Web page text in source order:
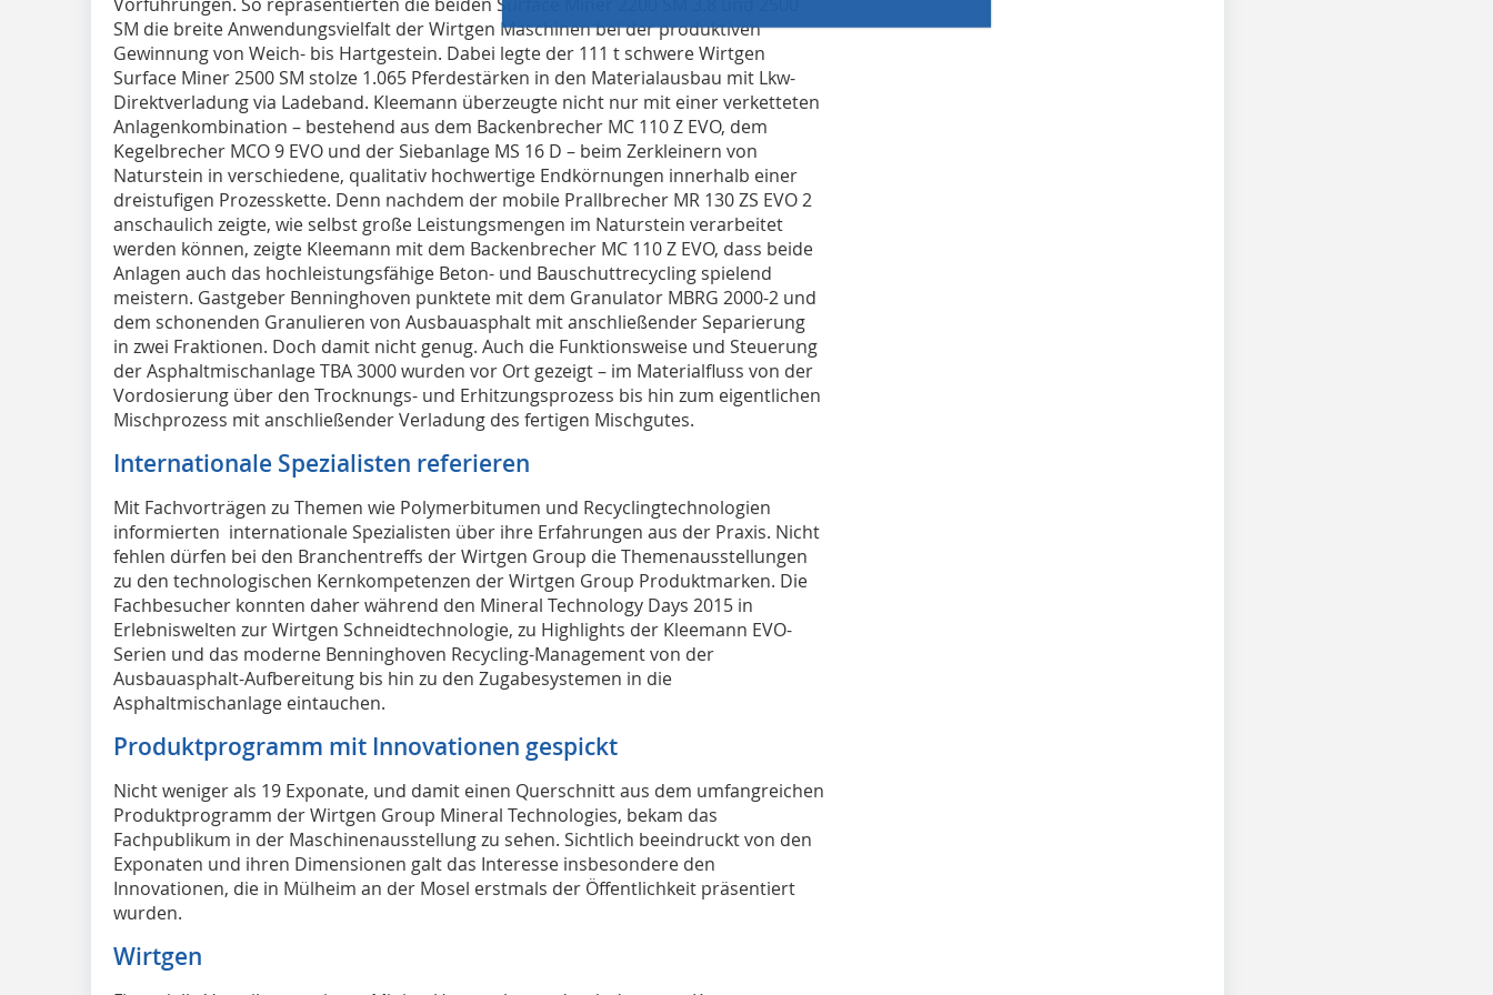
SM die breite Anwendungsvielfalt der Wirtgen Maschinen bei der produktiven
Gewinnung von Weich- bis Hartgestein. Dabei legte der 111 t schwere Wirtgen
Surface Miner 2500 SM stolze 1.065 Pferdestärken in den Materialausbau mit Lkw-
Direktverladung via Ladeband. Kleemann überzeugte nicht nur mit einer verketteten
Anlagenkombination – bestehend aus dem Backenbrecher MC 110 Z EVO, dem
Kegelbrecher MCO 9 EVO und der Siebanlage MS 16 D – beim Zerkleinern von
Naturstein in verschiedene, qualitativ hochwertige Endkörnungen innerhalb einer
dreistufigen Prozesskette. Denn nachdem der mobile Prallbrecher MR 130 ZS EVO 2
anschaulich zeigte, wie selbst große Leistungsmengen im Naturstein verarbeitet
werden können, zeigte Kleemann mit dem Backenbrecher MC 110 Z EVO, dass beide
Anlagen auch das hochleistungsfähige Beton- und Bauschuttrecycling spielend
meistern. Gastgeber Benninghoven punktete mit dem Granulator MBRG 2000-2 und
dem schonenden Granulieren von Ausbauasphalt mit anschließender Separierung
in zwei Fraktionen. Doch damit nicht genug. Auch die Funktionsweise und Steuerung
der Asphaltmischanlage TBA 3000 wurden vor Ort gezeigt – im Materialfluss von der
Vordosierung über den Trocknungs- und Erhitzungsprozess bis hin zum eigentlichen
Mischprozess mit anschließender Verladung des fertigen Mischgutes.
Internationale Spezialisten referieren
Mit Fachvorträgen zu Themen wie Polymerbitumen und Recyclingtechnologien
informierten internationale Spezialisten über ihre Erfahrungen aus der Praxis. Nicht
fehlen dürfen bei den Branchentreffs der Wirtgen Group die Themenausstellungen
zu den technologischen Kernkompetenzen der Wirtgen Group Produktmarken. Die
Fachbesucher konnten daher während den Mineral Technology Days 2015 in
Erlebniswelten zur Wirtgen Schneidtechnologie, zu Highlights der Kleemann EVO-
Serien und das moderne Benninghoven Recycling-Management von der
Ausbauasphalt-Aufbereitung bis hin zu den Zugabesys­temen in die
Asphaltmischanlage eintauchen.
Produktprogramm mit Innovationen gespickt
Nicht weniger als 19 Exponate, und damit einen Querschnitt aus dem umfangreichen
Produktprogramm der Wirtgen Group Mineral Technologies, bekam das
Fachpublikum in der Maschinenausstellung zu sehen. Sichtlich beeindruckt von den
Exponaten und ihren Dimensionen galt das Interesse insbesondere den
Innovationen, die in Mülheim an der Mosel erstmals der Öffentlichkeit präsentiert
wurden.
Wirtgen